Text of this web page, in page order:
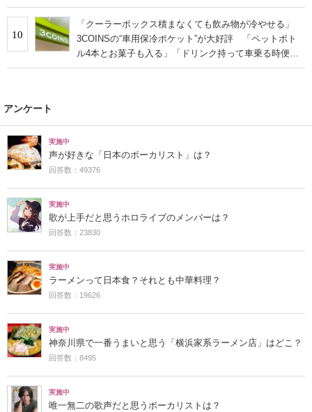
10
「クーラーボックス積まなくても飲み物が冷やせる」
3COINSの“車用保冷ポケット”が大好評 「ペットボト
ル4本とお菓子も入る」「ドリンク持って車乗る時便
利」
アンケート
実施中
声が好きな「日本のボーカリスト」は？
回答数：49376
実施中
歌が上手だと思うホロライブのメンバーは？
回答数：23830
実施中
ラーメンって日本食？それとも中華料理？
回答数：19626
実施中
神奈川県で一番うまいと思う「横浜家系ラーメン店」はどこ？
回答数：8495
実施中
唯一無二の歌声だと思うボーカリストは？